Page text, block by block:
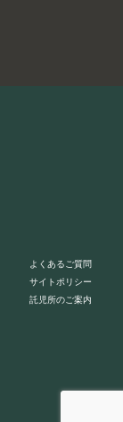
よくあるご質問
サイトポリシー
託児所のご案内